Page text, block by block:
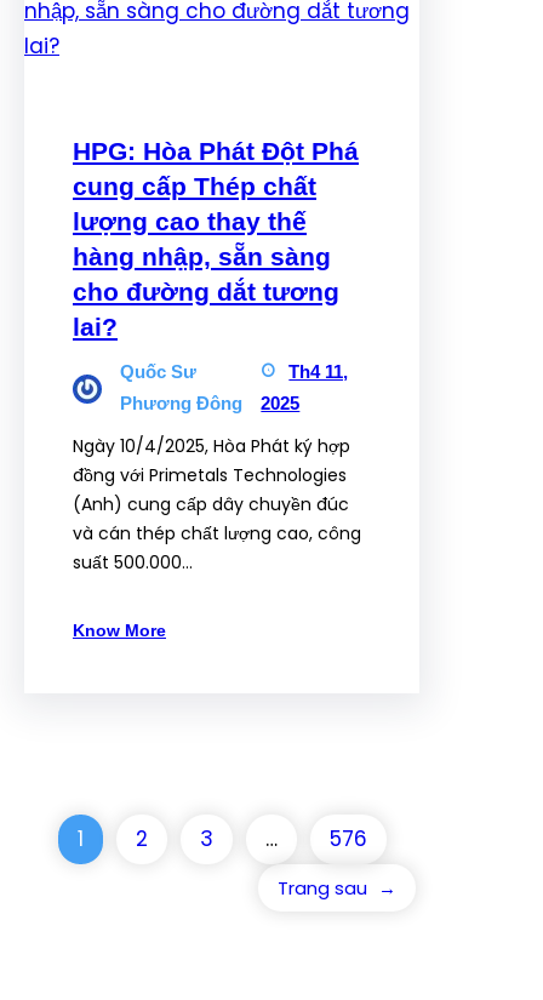
HPG: Hòa Phát Đột Phá
cung cấp Thép chất
lượng cao thay thế
hàng nhập, sẵn sàng
cho đường dắt tương
lai?
Quốc Sư
Phương Đông
Th4 11,
2025
Ngày 10/4/2025, Hòa Phát ký hợp
đồng với Primetals Technologies
(Anh) cung cấp dây chuyền đúc
và cán thép chất lượng cao, công
suất 500.000…
Know More
1 2 3 … 576
Trang sau →